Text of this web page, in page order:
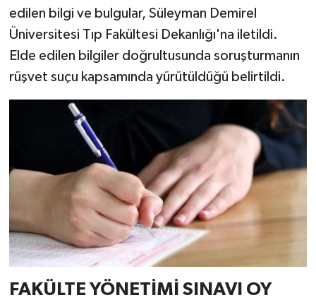
edilen bilgi ve bulgular, Süleyman Demirel
Üniversitesi Tıp Fakültesi Dekanlığı'na iletildi.
Elde edilen bilgiler doğrultusunda soruşturmanın
rüşvet suçu kapsamında yürütüldüğü belirtildi.
FAKÜLTE YÖNETİMİ SINAVI OY